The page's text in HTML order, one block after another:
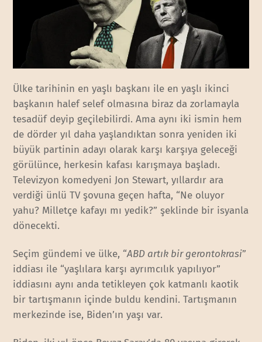
Ülke tarihinin en yaşlı başkanı ile en yaşlı ikinci
başkanın halef selef olmasına biraz da zorlamayla
tesadüf deyip geçilebilirdi. Ama aynı iki ismin hem
de dörder yıl daha yaşlandıktan sonra yeniden iki
büyük partinin adayı olarak karşı karşıya geleceği
görülünce, herkesin kafası karışmaya başladı.
Televizyon komedyeni Jon Stewart, yıllardır ara
verdiği ünlü TV şovuna geçen hafta, “Ne oluyor
yahu? Milletçe kafayı mı yedik?” şeklinde bir isyanla
dönecekti.
Seçim gündemi ve ülke, “ABD artık bir gerontokrasi”
iddiası ile “yaşlılara karşı ayrımcılık yapılıyor”
iddiasını aynı anda tetikleyen çok katmanlı kaotik
bir tartışmanın içinde buldu kendini. Tartışmanın
merkezinde ise, Biden’ın yaşı var.